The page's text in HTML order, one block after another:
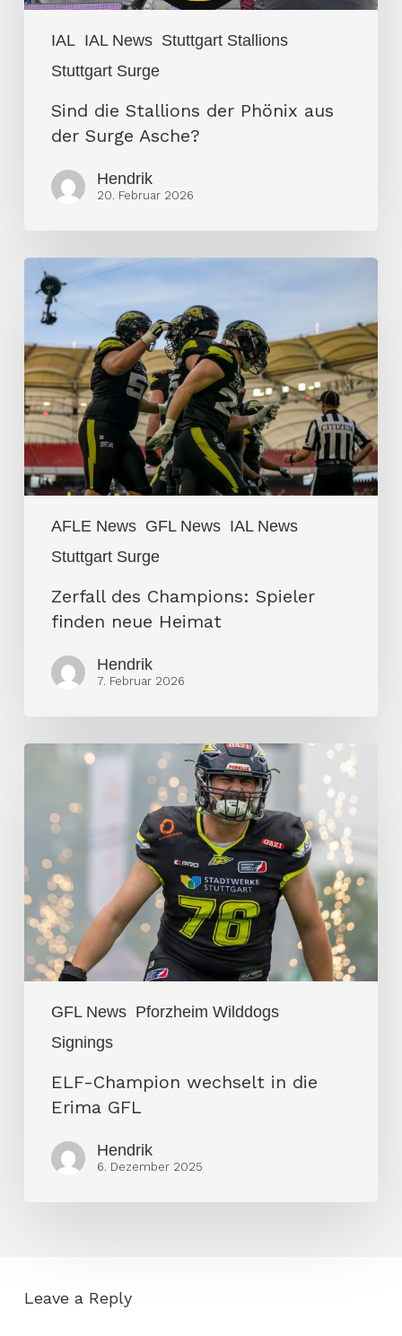
IAL IAL News Stuttgart Stallions
Stuttgart Surge
Sind die Stallions der Phönix aus
der Surge Asche?
Hendrik
20. Februar 2026
AFLE News GFL News IAL News
Stuttgart Surge
Zerfall
des
Champions:
Spieler
finden
neue
Heimat
Zerfall des Champions: Spieler
finden neue Heimat
Hendrik
7. Februar 2026
GFL News Pforzheim Wilddogs
Signings
wechselt
die
Erima
GFL
ELF-Champion wechselt in die
Erima GFL
Hendrik
6. Dezember 2025
Leave a Reply